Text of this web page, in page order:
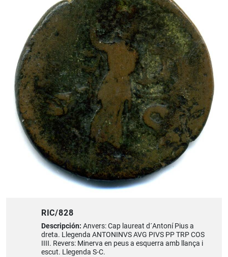
RIC/828
Descripción: Anvers: Cap laureat d´Antoní Pius a
dreta. Llegenda ANTONINVS AVG PIVS PP TRP COS
IIII. Revers: Minerva en peus a esquerra amb llança i
escut. Llegenda S-C.